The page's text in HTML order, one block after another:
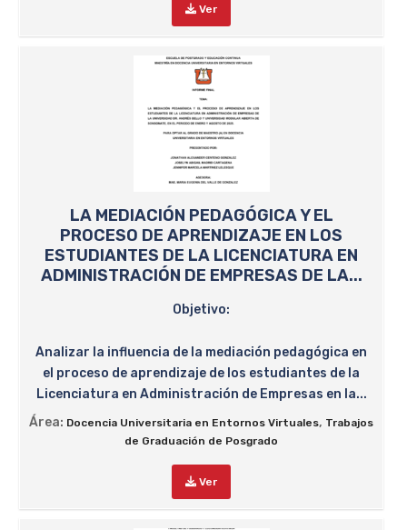
Ver
LA MEDIACIÓN PEDAGÓGICA Y EL
PROCESO DE APRENDIZAJE EN LOS
ESTUDIANTES DE LA LICENCIATURA EN
ADMINISTRACIÓN DE EMPRESAS DE LA...
Objetivo:
Analizar la influencia de la mediación pedagógica en
el proceso de aprendizaje de los estudiantes de la
Licenciatura en Administración de Empresas en la...
Área: Docencia Universitaria en Entornos Virtuales, Trabajos
de Graduación de Posgrado
Ver